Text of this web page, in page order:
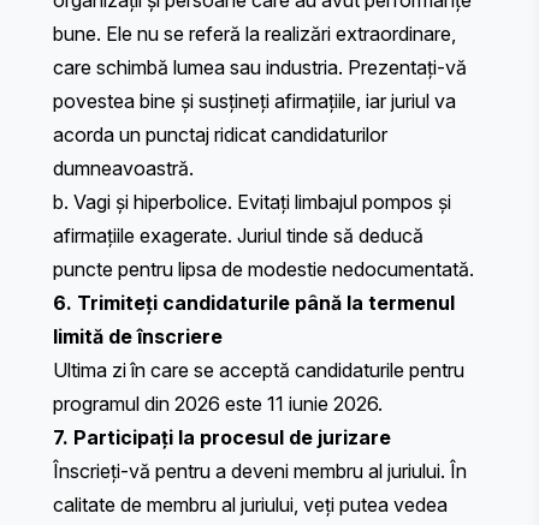
bune. Ele nu se referă la realizări extraordinare,
care schimbă lumea sau industria. Prezentați-vă
povestea bine și susțineți afirmațiile, iar juriul va
acorda un punctaj ridicat candidaturilor
dumneavoastră.
b. Vagi și hiperbolice. Evitați limbajul pompos și
afirmațiile exagerate. Juriul tinde să deducă
puncte pentru lipsa de modestie nedocumentată.
6. Trimiteți candidaturile până la termenul
limită de înscriere
Ultima zi în care se acceptă candidaturile pentru
programul din 2026 este 11 iunie 2026.
7. Participați la procesul de jurizare
Înscrieți-vă pentru a deveni membru al juriului. În
calitate de membru al juriului, veți putea vedea